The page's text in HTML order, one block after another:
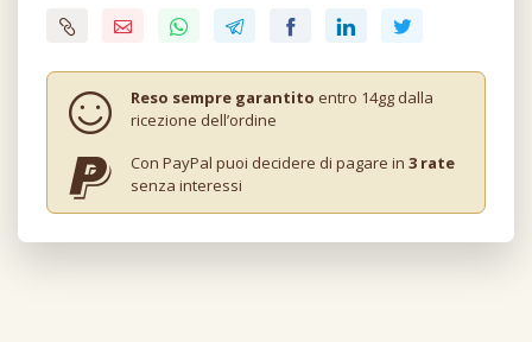
Reso sempre garantito entro 14gg dalla
ricezione dell’ordine
Con PayPal puoi decidere di pagare in 3 rate
senza interessi